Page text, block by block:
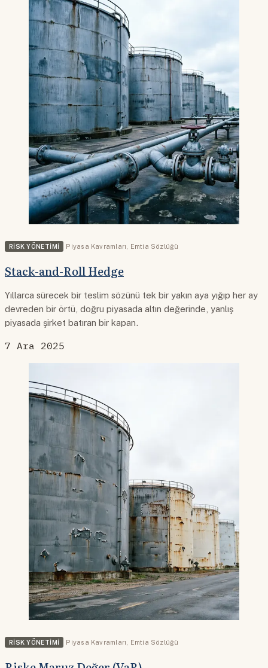
RISK YÖNETIMI Piyasa Kavramları Emtia Sözlüğü
Stack-and-Roll Hedge
Yıllarca sürecek bir teslim sözünü tek bir yakın aya yığıp her ay
devreden bir örtü, doğru piyasada altın değerinde, yanlış
piyasada şirket batıran bir kapan.
7 Ara 2025
RISK YÖNETIMI Piyasa Kavramları Emtia Sözlüğü